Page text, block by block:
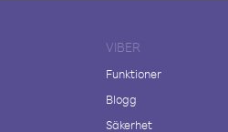
VIBER
Funktioner
Blogg
Säkerhet